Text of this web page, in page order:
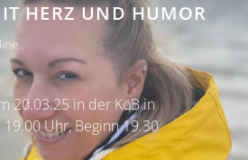
HERZ UND HUMOR
20.03.25 in der KöB in
Uhr, Beginn 19.30